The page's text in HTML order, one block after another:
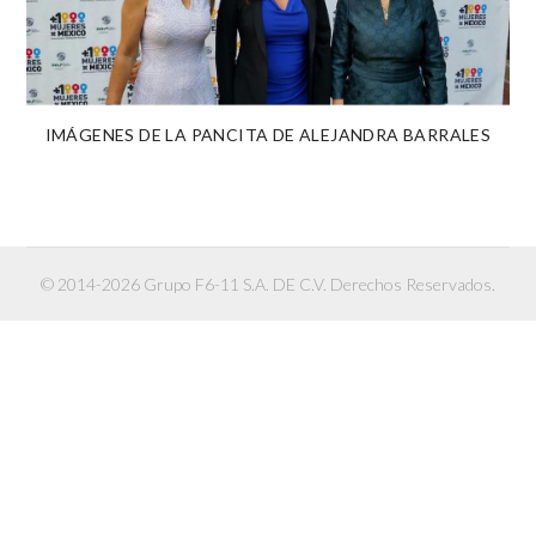
IMÁGENES DE LA PANCITA DE ALEJANDRA BARRALES
© 2014-2026 Grupo F6-11 S.A. DE C.V. Derechos Reservados.